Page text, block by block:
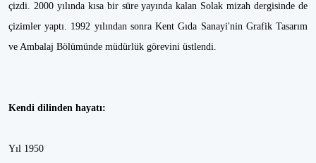
çizdi. 2000 yılında kısa bir süre yayında kalan Solak mizah dergisinde de
çizimler yaptı. 1992 yılından sonra Kent Gıda Sanayi'nin Grafik Tasarım
ve Ambalaj Bölümünde müdürlük görevini üstlendi.
Kendi dilinden hayatı:
Yıl 1950